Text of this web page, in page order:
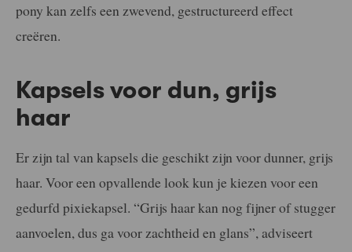
pony kan zelfs een zwevend, gestructureerd effect
creëren.
Kapsels voor dun, grijs
haar
Er zijn tal van kapsels die geschikt zijn voor dunner, grijs
haar. Voor een opvallende look kun je kiezen voor een
gedurfd pixiekapsel. “Grijs haar kan nog fijner of stugger
aanvoelen, dus ga voor zachtheid en glans”, adviseert